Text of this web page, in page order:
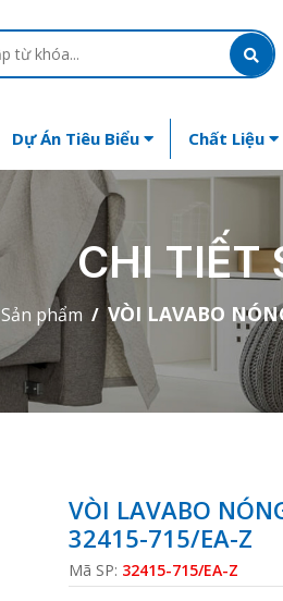
Dự Án Tiêu Biểu Chất Liệu
CHI TIẾT
Sản phẩm VÒI LAVABO
VÒI LAVABO
32415-715/EA-Z
Mã SP: 32415-715/EA-Z